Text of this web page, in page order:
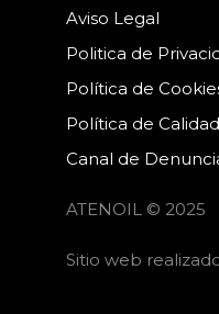
Aviso Legal
Politica de
Política de
Política de Calidad
Canal de
ATENOIL © 2025
Sitio web